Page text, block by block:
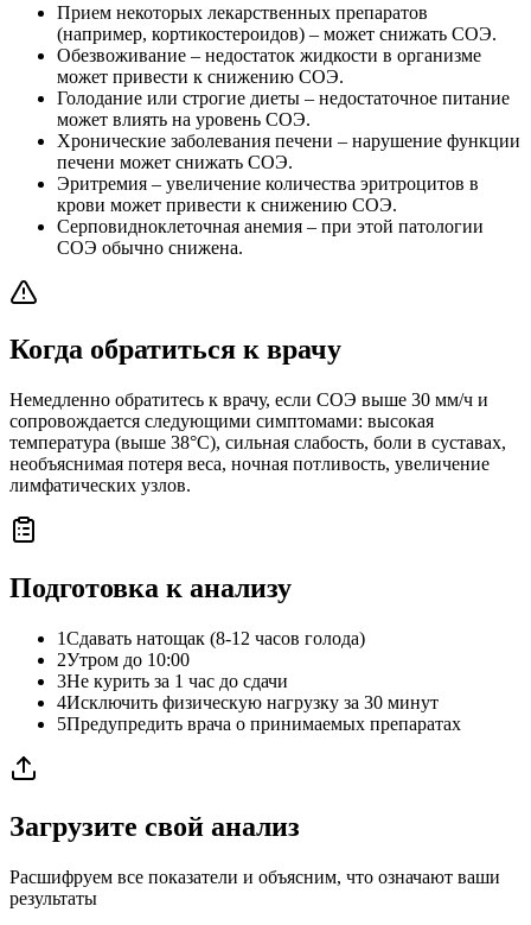
Прием некоторых лекарственных препаратов
(например, кортикостероидов) – может снижать СОЭ.
Обезвоживание – недостаток жидкости в организме
может привести к снижению СОЭ.
Голодание или строгие диеты – недостаточное питание
может влиять на уровень СОЭ.
Хронические заболевания печени – нарушение функции
печени может снижать СОЭ.
Эритремия – увеличение количества эритроцитов в
крови может привести к снижению СОЭ.
Серповидноклеточная анемия – при этой патологии
СОЭ обычно снижена.
Когда обратиться к врачу
Немедленно обратитесь к врачу, если СОЭ выше 30 мм/ч и
сопровождается следующими симптомами: высокая
температура (выше 38°C), сильная слабость, боли в суставах,
необъяснимая потеря веса, ночная потливость, увеличение
лимфатических узлов.
Подготовка к анализу
1Сдавать натощак (8-12 часов голода)
2Утром до 10:00
3Не курить за 1 час до сдачи
4Исключить физическую нагрузку за 30 минут
5Предупредить врача о принимаемых препаратах
Загрузите свой анализ
Расшифруем все показатели и объясним, что означают ваши
результаты